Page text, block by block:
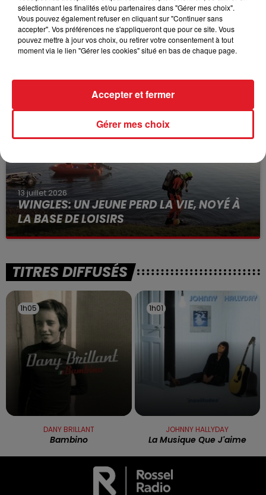
15 juillet 2026
BÉTHUNE: ENQUÊTE POUR HOMICIDE
à des prostituées
13 juillet 2026
WINGLES: UN JEUNE PERD LA VIE, NOYÉ À
LA BASE DE LOISIRS
La victime a coulé à pic
TITRES DIFFUSÉS
1h05
1h05
DANY BRILLANT
Bambino
1h01
1h01
JOHNNY HALLYDAY
La Musique Que J'aime
sélectionnant les finalités et/ou partenaires dans "Gérer mes choix".
Vous pouvez également refuser en cliquant sur "Continuer sans
accepter". Vos préférences ne s'appliqueront que pour ce site. Vous
pouvez mettre à jour vos choix, ou retirer votre consentement à tout
moment via le lien "Gérer les cookies" situé en bas de chaque page.
Gérer mes choix
Accepter et fermer